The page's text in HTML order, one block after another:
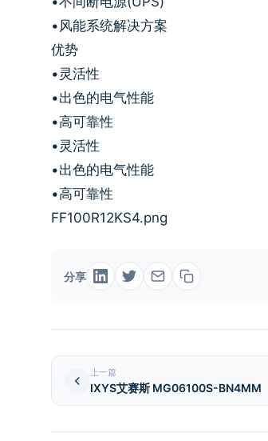
•风能系统解决方案
优势
•灵活性
•出色的电气性能
•高可靠性
•灵活性
•出色的电气性能
•高可靠性
FF100R12KS4.png
分享
上一篇
IXYS艾赛斯 MG06100S-BN4MM